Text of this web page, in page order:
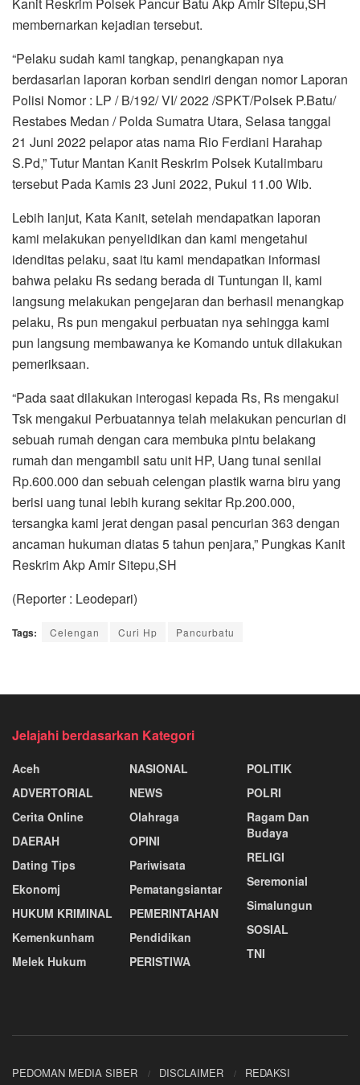
Kanit Reskrim Polsek Pancur Batu Akp Amir Sitepu,SH
membernarkan kejadian tersebut.
“Pelaku sudah kami tangkap, penangkapan nya
berdasarlan laporan korban sendiri dengan nomor Laporan
Polisi Nomor : LP / B/192/ VI/ 2022 /SPKT/Polsek P.Batu/
Restabes Medan / Polda Sumatra Utara, Selasa tanggal
21 Juni 2022 pelapor atas nama Rio Ferdiani Harahap
S.Pd,” Tutur Mantan Kanit Reskrim Polsek Kutalimbaru
tersebut Pada Kamis 23 Juni 2022, Pukul 11.00 Wib.
Lebih lanjut, Kata Kanit, setelah mendapatkan laporan
kami melakukan penyelidikan dan kami mengetahui
idenditas pelaku, saat itu kami mendapatkan informasi
bahwa pelaku Rs sedang berada di Tuntungan II, kami
langsung melakukan pengejaran dan berhasil menangkap
pelaku, Rs pun mengakui perbuatan nya sehingga kami
pun langsung membawanya ke Komando untuk dilakukan
pemeriksaan.
“Pada saat dilakukan interogasi kepada Rs, Rs mengakui
Tsk mengakui Perbuatannya telah melakukan pencurian di
sebuah rumah dengan cara membuka pintu belakang
rumah dan mengambil satu unit HP, Uang tunai senilai
Rp.600.000 dan sebuah celengan plastik warna biru yang
berisi uang tunai lebih kurang sekitar Rp.200.000,
tersangka kami jerat dengan pasal pencurian 363 dengan
ancaman hukuman diatas 5 tahun penjara,” Pungkas Kanit
Reskrim Akp Amir Sitepu,SH
(Reporter : Leodepari)
Tags: Celengan Curi Hp Pancurbatu
Jelajahi berdasarkan Kategori
Aceh
ADVERTORIAL
Cerita Online
DAERAH
Dating Tips
Ekonomj
HUKUM KRIMINAL
Kemenkunham
Melek Hukum
NASIONAL
NEWS
Olahraga
OPINI
Pariwisata
Pematangsiantar
PEMERINTAHAN
Pendidikan
PERISTIWA
POLITIK
POLRI
Ragam Dan
Budaya
RELIGI
Seremonial
Simalungun
SOSIAL
TNI
PEDOMAN MEDIA SIBER DISCLAIMER REDAKSI